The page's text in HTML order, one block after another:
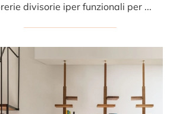
Librerie divisorie iper funzionali per stanze design: ottieni informazioni sul modello La Dori del marchio Mogg!